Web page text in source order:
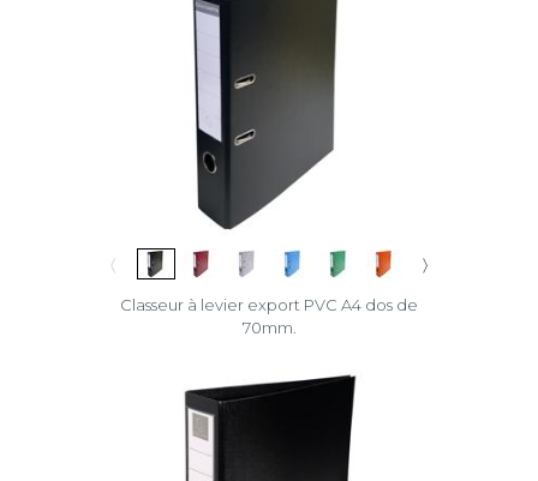
〈 〉
Classeur à levier export PVC A4 dos de
70mm.